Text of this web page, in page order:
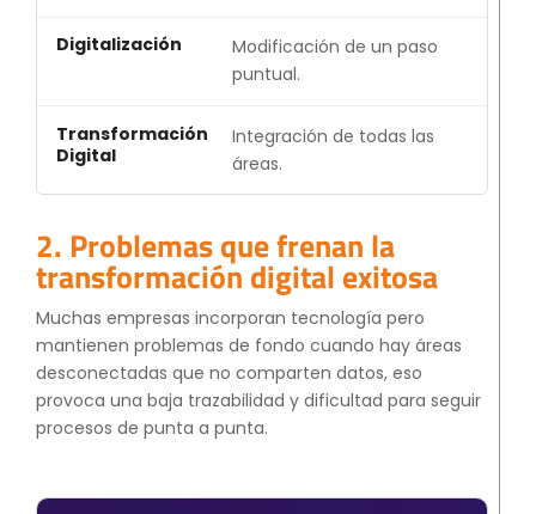
Modificación de un paso
puntual.
Integración de todas las
áreas.
2. Problemas que frenan la
transformación digital exitosa
Muchas empresas incorporan tecnología pero
mantienen problemas de fondo cuando hay áreas
desconectadas que no comparten datos, eso
provoca una baja trazabilidad y dificultad para seguir
procesos de punta a punta.